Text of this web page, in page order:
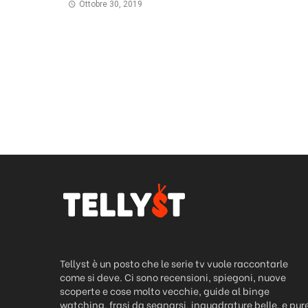
Ottobre 30, 2019
Tellyst è un posto che le serie tv vuole raccontarle
come si deve. Ci sono recensioni, spiegoni, nuove
scoperte e cose molto vecchie, guide al binge
watching, frasi da segnarsi, inquadrature belle, e